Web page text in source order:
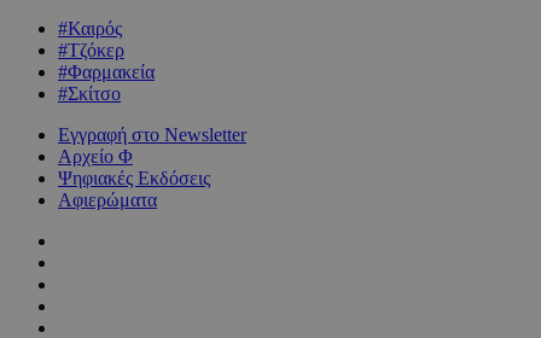
#Καιρός
#Τζόκερ
#Φαρμακεία
#Σκίτσο
Εγγραφή στο Newsletter
Αρχείο Φ
Ψηφιακές Εκδόσεις
Αφιερώματα